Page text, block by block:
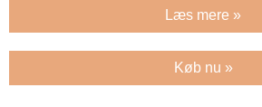
Læs mere »
Køb nu »